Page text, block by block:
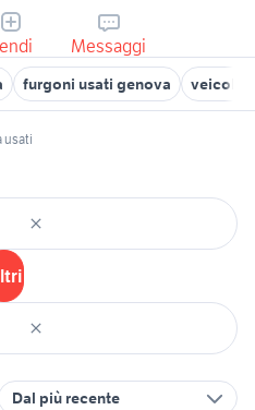
Messaggi
furgoni usati genova veicoli
usati
Dal più recente